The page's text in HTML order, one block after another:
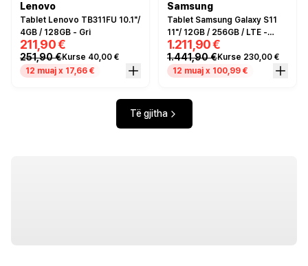
Lenovo
Tablet Lenovo TB311FU 10.1"/
4GB / 128GB - Gri
211,90 €
251,90 €Kurse 40,00 €
12 muaj x 17,66 €
Samsung
Tablet Samsung Galaxy S11
11"/ 12GB / 256GB / LTE -
Argjendi
1.211,90 €
1.441,90 €Kurse 230,00 €
12 muaj x 100,99 €
Të gjitha